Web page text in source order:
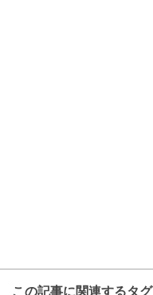
この記事に関連するタグ